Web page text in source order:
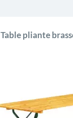
Table pliante